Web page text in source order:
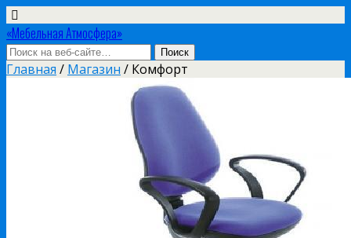
«Мебельная Атмосфера»
Главная / Магазин / Комфорт